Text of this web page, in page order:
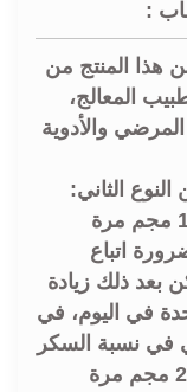
:
هذا المنتج من
المعالج،
والأدوية
الثاني:
تكون الجرعة الابتدائية هي 10 مجم مرة
اتباع
بعد ذلك زيادة
واحدة في اليوم، في
في نسبة السكر
في الدم, (الجرعة القصوى 25 مجم مرة